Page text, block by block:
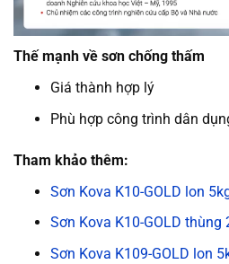
Thế mạnh về sơn chống thấm
Giá thành hợp lý
Phù hợp công trình dân
Tham khảo thêm:
Sơn Kova K10-GOLD lon
Sơn Kova K10-GOLD thùng
Sơn Kova K109-GOLD lon